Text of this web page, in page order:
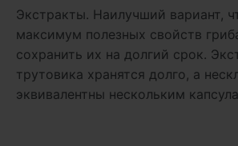
Экстракты. Наилучший вариант,
максимум полезных свойств
сохранить их на долгий срок.
трутовика хранятся долго, а
эквивалентны нескольким